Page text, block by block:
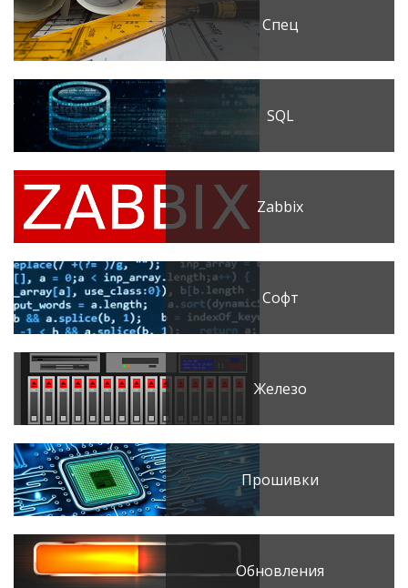
Спец
SQL
Zabbix
Софт
Железо
Прошивки
Обновления